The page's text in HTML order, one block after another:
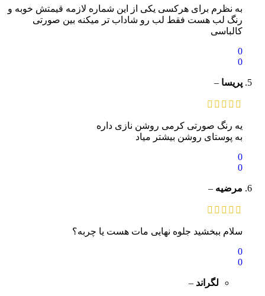
به نظرم برای هرکسی یکی از این شماره لازمه قیمتش خوبه و
رنگ لب هست فقط لب رو شاداب تر میکنه بین صورتی
کالباسی
0
0
پریسا –
یه رنگ صورتی کرمی روشن نازی داره
به پوستای روشن بیشتر میاد
0
0
مرضیه –
سلام ببخشید جلوه نهایی مات هست یا چربه؟
0
0
لگراند –